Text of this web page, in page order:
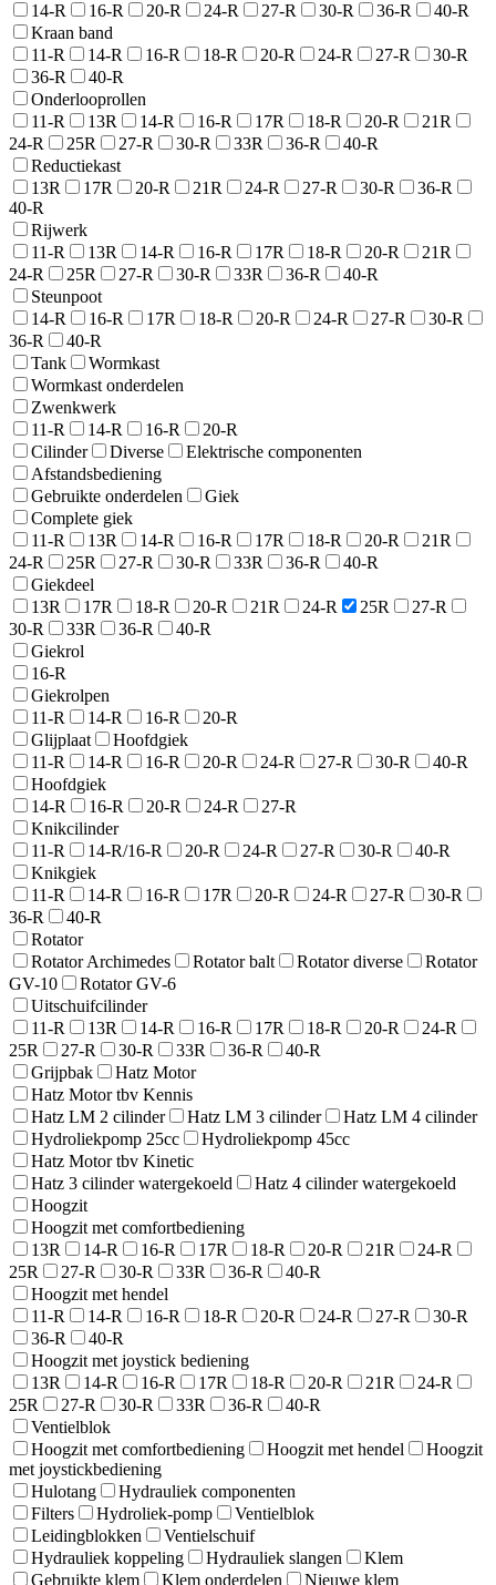
14-R
16-R 20-R 24-R 27-R 30-R 36-R
40-R
Kraan band
11-R
14-R 16-R 18-R 20-R 24-R 27-R
30-R
36-R
40-R
Onderlooprollen
11-R
13R 14-R 16-R 17R 18-R 20-R
21R
24-R
25R 27-R 30-R 33R 36-R
40-R
Reductiekast
13R
17R 20-R 21R 24-R 27-R 30-R
36-R
40-R
Rijwerk
11-R
13R 14-R 16-R 17R 18-R 20-R
21R
24-R
25R 27-R 30-R 33R 36-R
40-R
Steunpoot
14-R
16-R 17R 18-R 20-R 24-R 27-R
30-R
36-R
40-R
Tank
Wormkast
Wormkast onderdelen
Zwenkwerk
11-R
14-R 16-R
20-R
Cilinder
Diverse
Elektrische componenten
Afstandsbediening
Gebruikte onderdelen
Giek
Complete giek
11-R
13R 14-R 16-R 17R 18-R 20-R
21R
24-R
25R 27-R 30-R 33R 36-R
40-R
Giekdeel
13R
17R 18-R 20-R 21R 24-R 25R
27-R
30-R
33R 36-R
40-R
Giekrol
16-R
Giekrolpen
11-R
14-R 16-R
20-R
Glijplaat
Hoofdgiek
11-R
14-R 16-R 20-R 24-R 27-R 30-R
40-R
Hoofdgiek
14-R
16-R 20-R 24-R
27-R
Knikcilinder
11-R
14-R/16-R 20-R 24-R 27-R 30-R
40-R
Knikgiek
11-R
14-R 16-R 17R 20-R 24-R 27-R
30-R
36-R
40-R
Rotator
Rotator Archimedes
Rotator balt Rotator diverse
Rotator
GV-10
Rotator GV-6
Uitschuifcilinder
11-R
13R 14-R 16-R 17R 18-R 20-R
24-R
25R
27-R 30-R 33R 36-R
40-R
Grijpbak
Hatz Motor
Hatz Motor tbv Kennis
Hatz LM 2 cilinder
Hatz LM 3 cilinder
Hatz LM 4 cilinder
Hydroliekpomp 25cc
Hydroliekpomp 45cc
Hatz Motor tbv Kinetic
Hatz 3 cilinder watergekoeld
Hatz 4 cilinder watergekoeld
Hoogzit
Hoogzit met comfortbediening
13R
14-R 16-R 17R 18-R 20-R 21R
24-R
25R
27-R 30-R 33R 36-R
40-R
Hoogzit met hendel
11-R
14-R 16-R 18-R 20-R 24-R 27-R
30-R
36-R
40-R
Hoogzit met joystick bediening
13R
14-R 16-R 17R 18-R 20-R 21R
24-R
25R
27-R 30-R 33R 36-R
40-R
Ventielblok
Hoogzit met comfortbediening
Hoogzit met hendel
Hoogzit
met joystickbediening
Hulotang
Hydrauliek componenten
Filters
Hydroliek-pomp
Ventielblok
Leidingblokken
Ventielschuif
Hydrauliek koppeling
Hydrauliek slangen
Klem
Gebruikte klem
Klem onderdelen Nieuwe klem